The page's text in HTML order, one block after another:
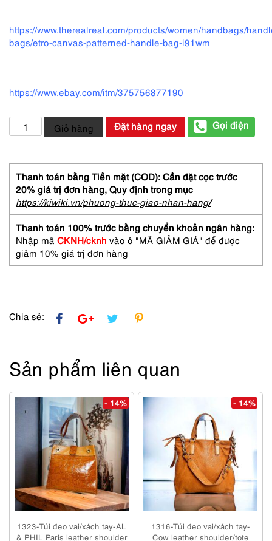
https://www.therealreal.com/products/women/handbags/
bags/etro-canvas-patterned-handle-bag-i91wm
https://www.ebay.com/itm/375756877190
5318-
Túi
tay-
ETRO
Profumi
cloth
handbag-
Như
mới
số
lượng
Giỏ hàng Đặt hàng ngay Gọi điện
Thanh toán bằng Tiền mặt (COD): Cần đặt cọc trước
20% giá trị đơn hàng, Quy định trong mục
https://kiwiki.vn/phuong-thuc-giao-nhan-hang/
Thanh toán 100% trước bằng chuyển khoản ngân hàng:
Nhập mã CKNH/cknh vào ô "MÃ GIẢM GIÁ" để được
giảm 10% giá trị đơn hàng
Chia sẻ:
Sản phẩm liên quan
- 14%
1323-Túi đeo vai/xách tay-AL
& PHIL Paris leather shoulder
- 14%
1316-Túi đeo vai/xách tay-
Cow leather shoulder/tote